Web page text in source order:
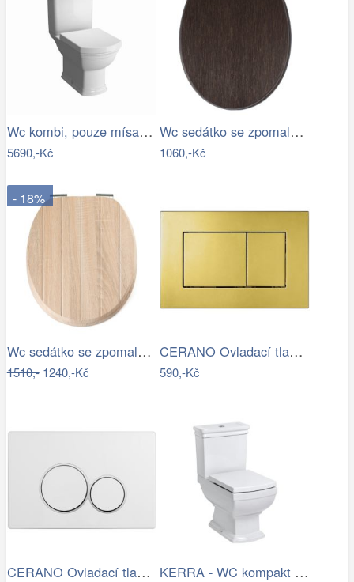
Wc kombi, pouze mísa VitrA Ricordi…
5690,-Kč
Wc sedátko se zpomalovacím mechanismem…
1060,-Kč
- 18%
Wc sedátko se zpomalovacím mechanismem…
1510,-1240,-Kč
CERANO Ovladací tlačítko WC modulů Lite…
590,-Kč
CERANO Ovladací tlačítko WC modulů Lite… KERRA - WC kompakt Kleopatra 11 (s…